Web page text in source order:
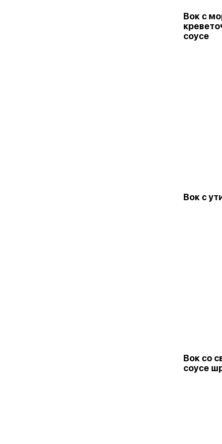
Вок с
соусе
Вок с
Вок со
соусе